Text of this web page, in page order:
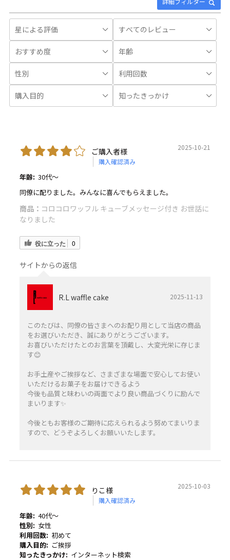
ご購入者様
購入確認済み
2025-10-21
年齢: 30代～
同僚に配りました。みんなに喜んでもらえました。
商品： コロコロワッフル キューブメッセージ付き お世話に
なりました
役に立った 0
サイトからの返信
R.L waffle cake 2025-11-13
このたびは、同僚の皆さまへのお配り用として当店の商品
をお選びいただき、誠にありがとうございます。
お喜びいただけたとのお言葉を頂戴し、大変光栄に存じま
す😊
お手土産やご挨拶など、さまざまな場面で安心してお使い
いただけるお菓子をお届けできるよう
今後も品質と味わいの両面でより良い商品づくりに励んで
まいります✨️
今後ともお客様のご期待に応えられるよう努めてまいりま
すので、どうぞよろしくお願いいたします。
りこ様
購入確認済み
2025-10-03
年齢: 40代～
性別: 女性
利用回数: 初めて
購入目的: ご挨拶
知ったきっかけ: インターネット検索